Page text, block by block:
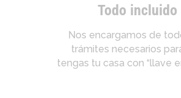
Todo incluido
Nos encargamos de
trámites necesarios
tengas tu casa con “llave